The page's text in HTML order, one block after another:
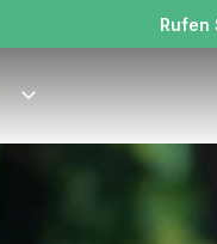
Rufen